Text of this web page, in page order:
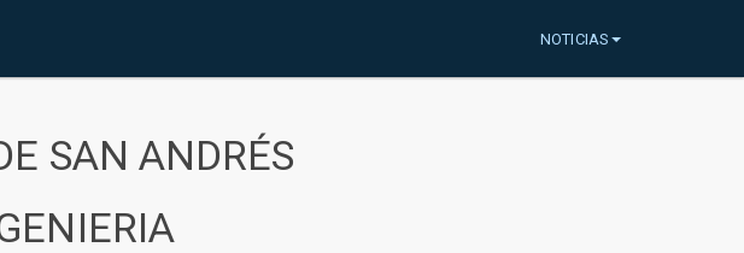
NOTICIAS
SAN ANDRÉS